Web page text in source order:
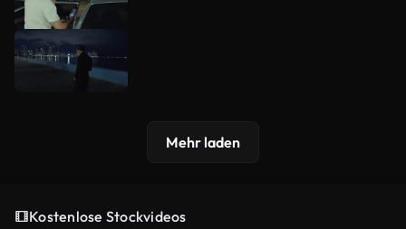
Mehr laden
Kostenlose Stockvideos